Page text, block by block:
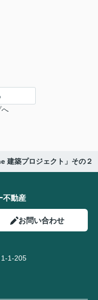
へ
建築プロジェクト」その２
不動産
お問い合わせ
1-1-205